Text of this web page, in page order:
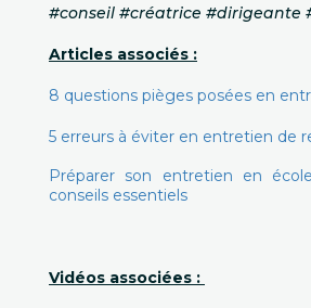
#conseil #créatrice #dirigeante
Articles associés :
8 questions pièges posées en
5 erreurs à éviter en entretien de
Préparer son entretien en
conseils essentiels
Vidéos associées :